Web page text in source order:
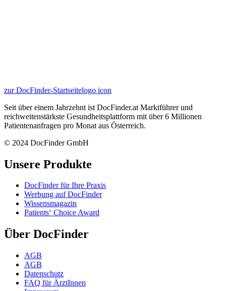
zur DocFinder-Startseitelogo icon
Seit über einem Jahrzehnt ist DocFinder.at Marktführer und
reichweitenstärkste Gesundheitsplattform mit über 6 Millionen
Patientenanfragen pro Monat aus Österreich.
© 2024 DocFinder GmbH
Unsere Produkte
DocFinder für Ihre Praxis
Werbung auf DocFinder
Wissensmagazin
Patients‘ Choice Award
Über DocFinder
AGB
AGB
Datenschutz
FAQ für ÄrztInnen